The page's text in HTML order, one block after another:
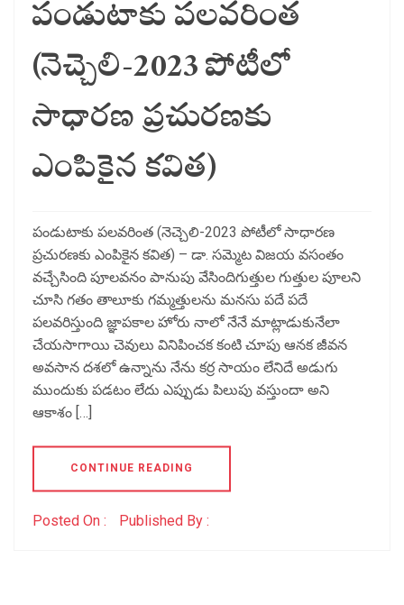
పండుటాకు పలవరింత
(నెచ్చెలి-2023 పోటీలో
సాధారణ ప్రచురణకు
ఎంపికైన కవిత)
పండుటాకు పలవరింత (నెచ్చెలి-2023 పోటీలో సాధారణ
ప్రచురణకు ఎంపికైన కవిత) – డా. సమ్మెట విజయ వసంతం
వచ్చేసింది పూలవనం పానుపు వేసిందిగుత్తుల గుత్తుల పూలని
చూసి గతం తాలూకు గమ్మత్తులను మనసు పదే పదే
పలవరిస్తుంది జ్ఞాపకాల హోరు నాలో నేనే మాట్లాడుకునేలా
చేయసాగాయి చెవులు వినిపించక కంటి చూపు ఆనక జీవన
అవసాన దశలో ఉన్నాను నేను కర్ర సాయం లేనిదే అడుగు
ముందుకు పడటం లేదు ఎప్పుడు పిలుపు వస్తుందా అని
ఆకాశం […]
CONTINUE READING
Posted On : Published By :